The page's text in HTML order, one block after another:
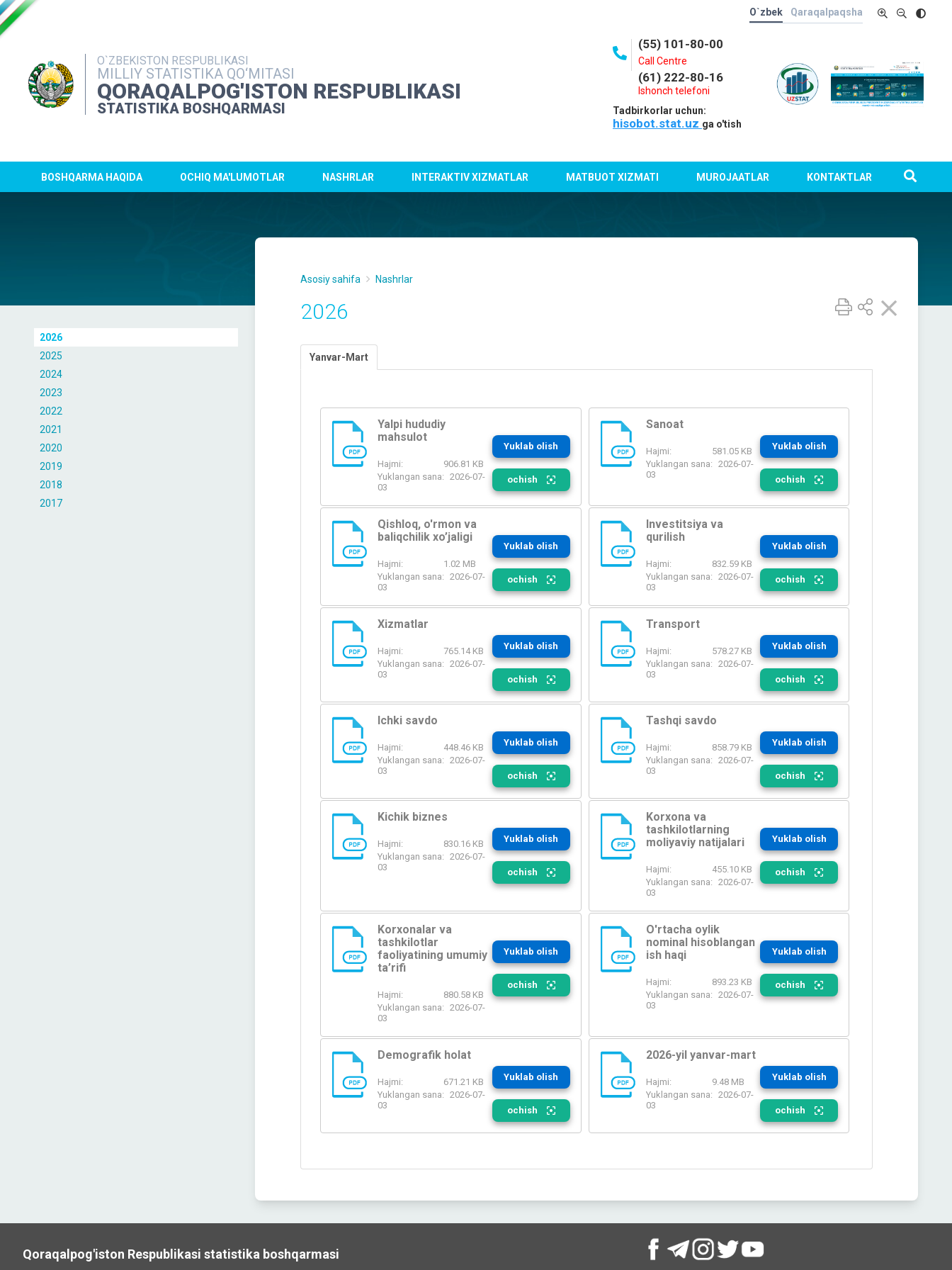
O`zbek Qaraqalpaqsha
O`ZBEKISTON RESPUBLIKASI
MILLIY STATISTIKA QO‘MITASI
QORAQALPOG'ISTON RESPUBLIKASI
STATISTIKA BOSHQARMASI
(55) 101-80-00
Call Centre
(61) 222-80-16
Ishonch telefoni
Tadbirkorlar uchun:
hisobot.stat.uz ga o'tish
BOSHQARMA HAQIDA OCHIQ MA'LUMOTLAR NASHRLAR INTERAKTIV XIZMATLAR MATBUOT XIZMATI MUROJAATLAR KONTAKTLAR
2026
2025
2024
2023
2022
2021
2020
2019
2018
2017
Asosiy sahifa Nashrlar
2026
Yanvar-Mart
PDF
Yalpi hududiy
mahsulot
Hajmi:
906.81 KB
Yuklangan sana: 2026-07-
03
Yuklab olish
ochish
PDF
Sanoat
Hajmi:
581.05 KB
Yuklangan sana: 2026-07-
03
Yuklab olish
ochish
PDF
Qishloq, o'rmon va
baliqchilik xo’jaligi
Hajmi:
1.02 MB
Yuklangan sana: 2026-07-
03
Yuklab olish
ochish
PDF
Investitsiya va
qurilish
Hajmi:
832.59 KB
Yuklangan sana: 2026-07-
03
Yuklab olish
ochish
PDF
Xizmatlar
Hajmi:
765.14 KB
Yuklangan sana: 2026-07-
03
Yuklab olish
ochish
PDF
Transport
Hajmi:
578.27 KB
Yuklangan sana: 2026-07-
03
Yuklab olish
ochish
PDF
Ichki savdo
Hajmi:
448.46 KB
Yuklangan sana: 2026-07-
03
Yuklab olish
ochish
PDF
Tashqi savdo
Hajmi:
858.79 KB
Yuklangan sana: 2026-07-
03
Yuklab olish
ochish
PDF
Kichik biznes
Hajmi:
830.16 KB
Yuklangan sana: 2026-07-
03
Yuklab olish
ochish
PDF
Korxona va
tashkilotlarning
moliyaviy natijalari
Hajmi:
455.10 KB
Yuklangan sana: 2026-07-
03
Yuklab olish
ochish
PDF
Korxonalar va
tashkilotlar
faoliyatining umumiy
ta’rifi
Hajmi:
880.58 KB
Yuklangan sana: 2026-07-
03
Yuklab olish
ochish
PDF
O'rtacha oylik
nominal hisoblangan
ish haqi
Hajmi:
893.23 KB
Yuklangan sana: 2026-07-
03
Yuklab olish
ochish
PDF
Demografik holat
Hajmi:
671.21 KB
Yuklangan sana: 2026-07-
03
Yuklab olish
ochish
PDF
2026-yil yanvar-mart
Hajmi:
9.48 MB
Yuklangan sana: 2026-07-
03
Yuklab olish
ochish
Qoraqalpog'iston Respublikasi statistika boshqarmasi